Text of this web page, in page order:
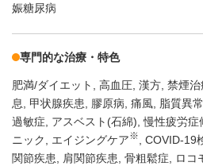
娠糖尿病
専門的な治療・特色
肥満/ダイエット 高血圧 漢方 禁煙治
息
甲状腺疾患 膠原病 痛風 脂質異
過敏症
アスベスト(石綿) 慢性疲労症
ニック
エイジングケア※ COVID-19
関節疾患
肩関節疾患 骨粗鬆症 ロコ